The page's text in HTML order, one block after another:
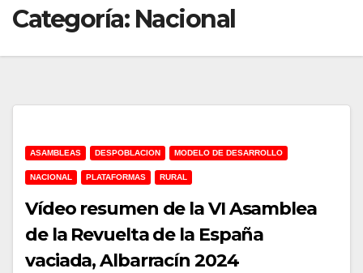
Categoría: Nacional
ASAMBLEAS DESPOBLACION MODELO DE DESARROLLO
NACIONAL PLATAFORMAS RURAL
Vídeo resumen de la VI Asamblea
de la Revuelta de la España
vaciada, Albarracín 2024